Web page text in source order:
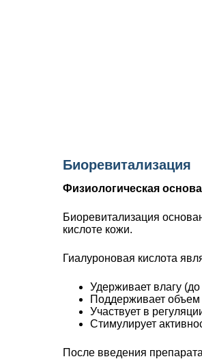
Биоревитализация
Физиологическая
Биоревитализация
кислоте кожи.
Гиалуроновая кислота
Удерживает влагу
Поддерживает объем
Участвует в
Стимулирует
После введения